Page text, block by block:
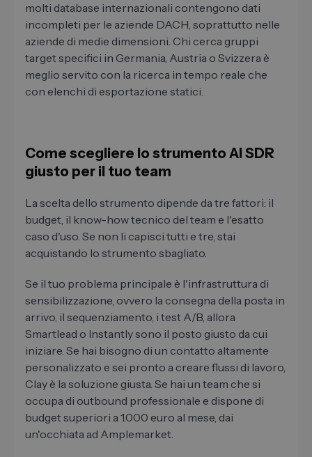
molti database internazionali contengono dati
incompleti per le aziende DACH, soprattutto nelle
aziende di medie dimensioni. Chi cerca gruppi
target specifici in Germania, Austria o Svizzera è
meglio servito con la ricerca in tempo reale che
con elenchi di esportazione statici.
Come scegliere lo strumento AI SDR
giusto per il tuo team
La scelta dello strumento dipende da tre fattori: il
budget, il know-how tecnico del team e l'esatto
caso d'uso. Se non li capisci tutti e tre, stai
acquistando lo strumento sbagliato.
Se il tuo problema principale è l'infrastruttura di
sensibilizzazione, ovvero la consegna della posta in
arrivo, il sequenziamento, i test A/B, allora
Smartlead o Instantly sono il posto giusto da cui
iniziare. Se hai bisogno di un contatto altamente
personalizzato e sei pronto a creare flussi di lavoro,
Clay è la soluzione giusta. Se hai un team che si
occupa di outbound professionale e dispone di
budget superiori a 1.000 euro al mese, dai
un'occhiata ad Amplemarket.